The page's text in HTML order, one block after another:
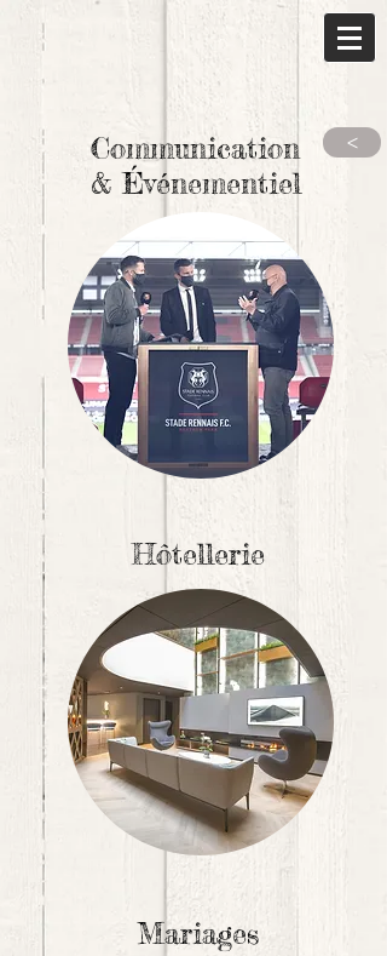
Communication
& Événementiel
>
Hôtellerie
Mariages